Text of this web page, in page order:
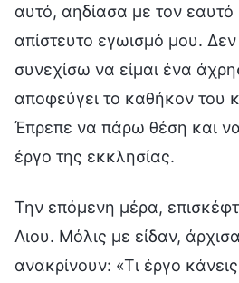
αυτό, αηδίασα με τον εαυτό
απίστευτο εγωισμό μου.
συνεχίσω να είμαι ένα
αποφεύγει το καθήκον του
Έπρεπε να πάρω θέση και
έργο της εκκλησίας.
Την επόμενη μέρα,
Λιου. Μόλις με είδαν,
ανακρίνουν: «Τι έργο